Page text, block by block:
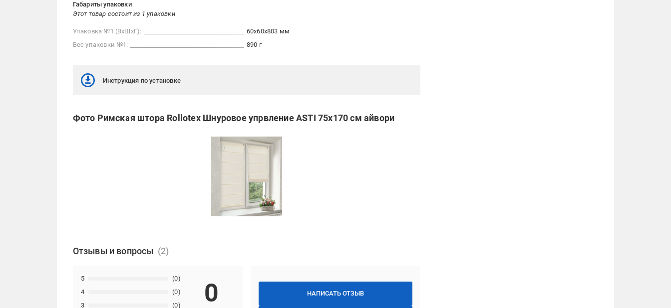
Габариты упаковки
Этот товар состоит из 1 упаковки
Упаковка №1 (ВхШхГ):
60x60x803 мм
Вес упаковки №1:
890 г
Инструкция по установке
Фото Римская штора Rollotex Шнуровое упрвление ASTI 75x170 см айвори
Отзывы и вопросы
НАПИСАТЬ ОТЗЫВ
3
(0)
4 (0)
5 (0)
0